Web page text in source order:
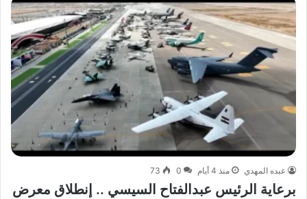
عبده المهدي منذ 4 أيام 0
73
برعاية الرئيس عبدالفتاح السيسي .. إنطلاق معرض